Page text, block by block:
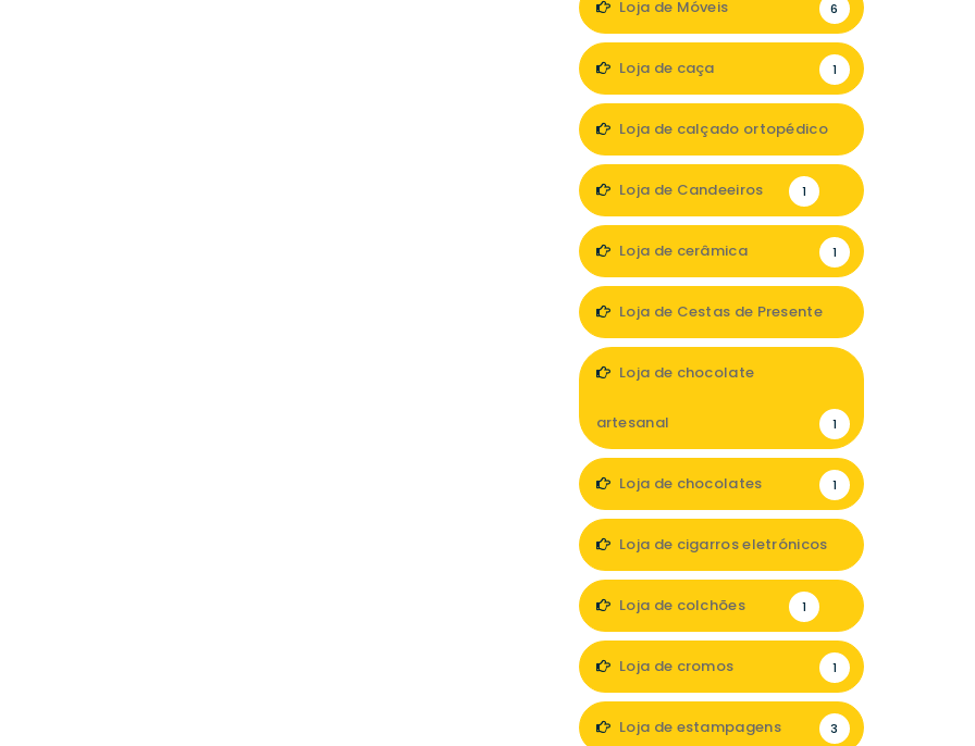
Loja de Móveis 6
Loja de caça 1
Loja de calçado ortopédico
Loja de Candeeiros 1
Loja de cerâmica 1
Loja de Cestas de Presente
Loja de chocolate
artesanal 1
Loja de chocolates 1
Loja de cigarros eletrónicos
Loja de colchões 1
Loja de cromos 1
Loja de estampagens 3